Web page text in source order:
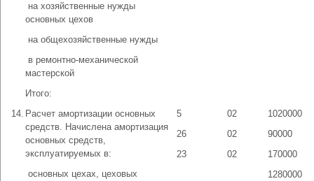
­ на хозяйственные нужды
основных цехов
­ на общехозяйственные нужды
­ в ремонтно-механической
мастерской
Итого:
14. Расчет амортизации основных
средств. Начислена амортизация
основных средств,
эксплуатируемых в:
­ основных цехах, цеховых
5
26
23
02
02
02
1020000
90000
170000
1280000